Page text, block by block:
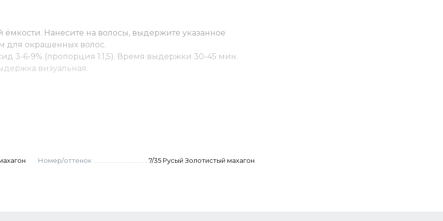
Нанесите на волосы, выдержите указанное
для окрашенных волос.
3-6-9% (пропорция 1:1,5). Время выдержки 30-45 мин.
визуальная.
распределить эмульгирующей техникой.
Номер/оттенок 7/35 Русый Золотистый махагон